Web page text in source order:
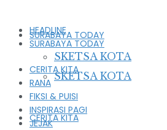
SURABAYA TODAY
SKETSA KOTA
CERITA KITA
HEADLINE
SURABAYA TODAY
SKETSA KOTA
CERITA KITA
RANA
FIKSI & PUISI
INSPIRASI PAGI
JEJAK